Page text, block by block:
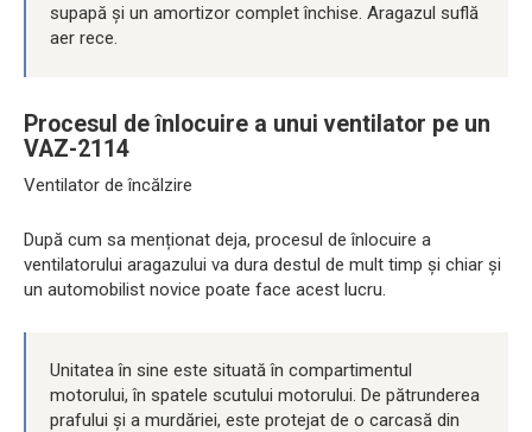
supapă și un amortizor complet închise. Aragazul suflă
aer rece.
Procesul de înlocuire a unui ventilator pe un
VAZ-2114
Ventilator de încălzire
După cum sa menționat deja, procesul de înlocuire a
ventilatorului aragazului va dura destul de mult timp și chiar și
un automobilist novice poate face acest lucru.
Unitatea în sine este situată în compartimentul
motorului, în spatele scutului motorului. De pătrunderea
prafului și a murdăriei, este protejat de o carcasă din